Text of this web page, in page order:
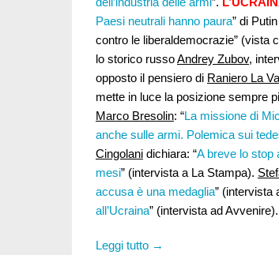
Paesi neutrali hanno paura” di
contro le liberaldemocrazie” (vista
lo storico russoAndrey Zubov,
opposto il pensiero di Raniero La
mette in luce la posizione sempre
Marco Bresolin: “La missione di
anche sulle armi. Polemica sui
Cingolani dichiara: “A breve lo stop
mesi” (intervista a La Stampa).
accusa è una medaglia” (intervista
all’Ucraina” (intervista ad Avvenire).
Leggi tutto →